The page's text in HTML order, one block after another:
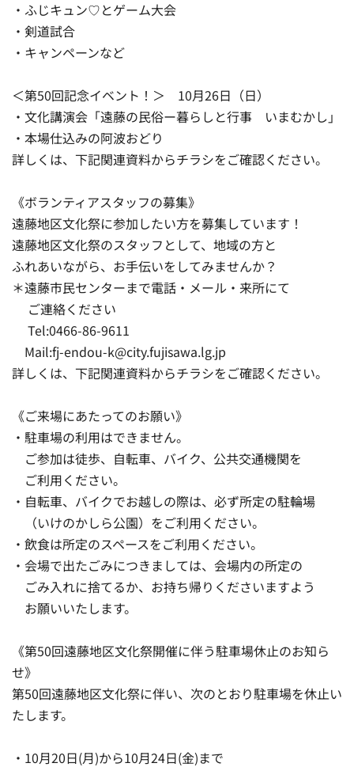
・ふじキュン♡とゲーム大会
・剣道試合
・キャンペーンなど
＜第50回記念イベント！＞ 10月26日（日）
・文化講演会「遠藤の民俗ー暮らしと行事 いまむかし」
・本場仕込みの阿波おどり
詳しくは、下記関連資料からチラシをご確認ください。
《ボランティアスタッフの募集》
遠藤地区文化祭に参加したい方を募集しています！
遠藤地区文化祭のスタッフとして、地域の方と
ふれあいながら、お手伝いをしてみませんか？
＊遠藤市民センターまで電話・メール・来所にて
ご連絡ください
Tel:0466-86-9611
Mail:fj-endou-k@city.fujisawa.lg.jp
詳しくは、下記関連資料からチラシをご確認ください。
《ご来場にあたってのお願い》
・駐車場の利用はできません。
ご参加は徒歩、自転車、バイク、公共交通機関を
ご利用ください。
・自転車、バイクでお越しの際は、必ず所定の駐輪場
（いけのかしら公園）をご利用ください。
・飲食は所定のスペースをご利用ください。
・会場で出たごみにつきましては、会場内の所定の
ごみ入れに捨てるか、お持ち帰りくださいますよう
お願いいたします。
《第50回遠藤地区文化祭開催に伴う駐車場休止のお知ら
せ》
第50回遠藤地区文化祭に伴い、次のとおり駐車場を休止い
たします。
・10月20日(月)から10月24日(金)まで